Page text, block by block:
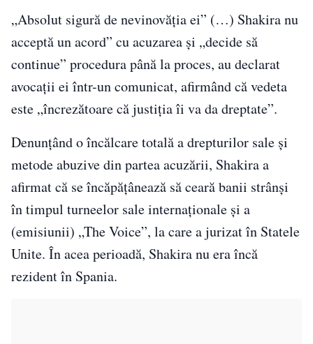
„Absolut sigură de nevinovăţia ei” (…) Shakira nu
acceptă un acord” cu acuzarea şi „decide să
continue” procedura până la proces, au declarat
avocaţii ei într-un comunicat, afirmând că vedeta
este „încrezătoare că justiţia îi va da dreptate”.
Denunţând o încălcare totală a drepturilor sale şi
metode abuzive din partea acuzării, Shakira a
afirmat că se încăpăţânează să ceară banii strânşi
în timpul turneelor sale internaţionale şi a
(emisiunii) „The Voice”, la care a jurizat în Statele
Unite. În acea perioadă, Shakira nu era încă
rezident în Spania.